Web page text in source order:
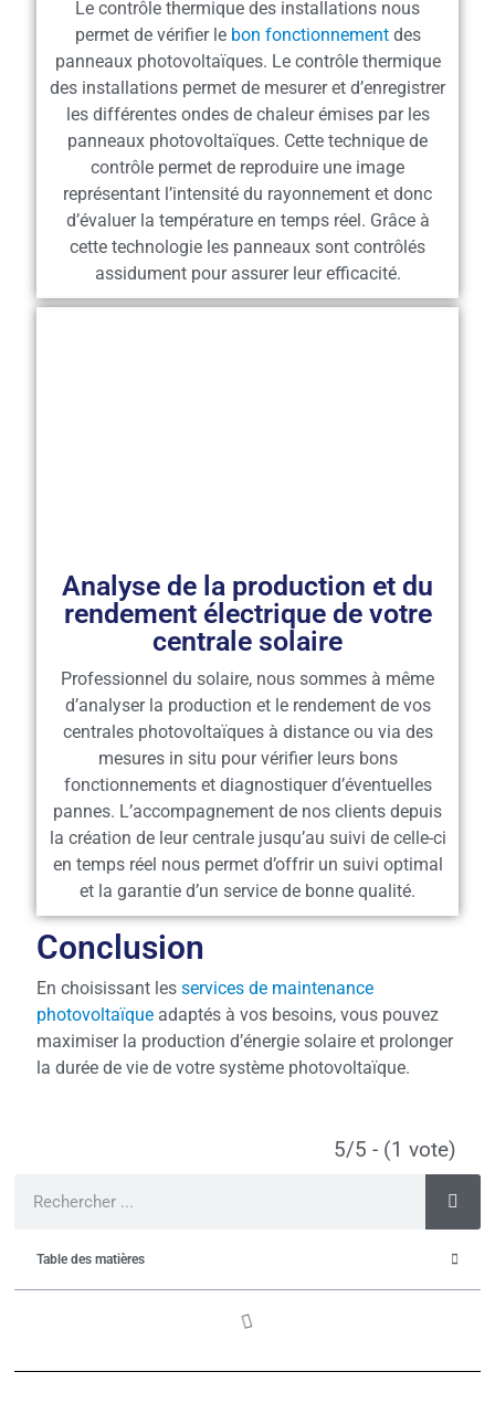
Table des matières
Le contrôle thermique des installations nous
permet de vérifier lebon fonctionnementdes
panneaux photovoltaïques. Le contrôle thermique
des installations permet de mesurer et d’enregistrer
les différentes ondes de chaleur émises par les
panneaux photovoltaïques. Cette technique de
contrôle permet de reproduire une image
représentant l’intensité du rayonnement et donc
d’évaluer la température en temps réel. Grâce à
cette technologie les panneaux sont contrôlés
assidument pour assurer leur efficacité.
Analyse de la production et du
rendement électrique de votre
centrale solaire
Professionnel du solaire, nous sommes à même
d’analyser la production et le rendement de vos
centrales photovoltaïques à distance ou via des
mesures in situ pour vérifier leurs bons
fonctionnements et diagnostiquer d’éventuelles
pannes. L’accompagnement de nos clients depuis
la création de leur centrale jusqu’au suivi de celle-ci
en temps réel nous permet d’offrir un suivi optimal
et la garantie d’un service de bonne qualité.
Conclusion
En choisissant les services de maintenance
photovoltaïque adaptés à vos besoins, vous pouvez
maximiser la production d’énergie solaire et prolonger
la durée de vie de votre système photovoltaïque.
5/5 - (1 vote)